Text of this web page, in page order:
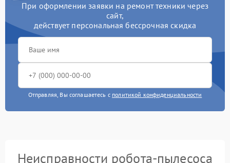
При оформлении заявки на ремонт техники через
сайт,
действует персональная бессрочная скидка
Отправляя, Вы соглашаетесь с политикой конфиденциальности
Неисправности робота-пылесоса